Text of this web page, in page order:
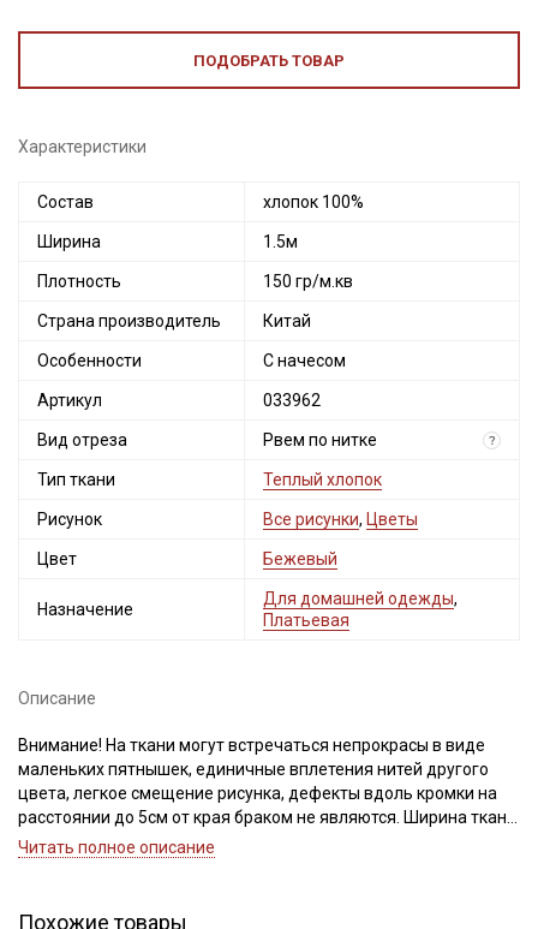
ПОДОБРАТЬ ТОВАР
Характеристики
Состав хлопок 100%
Ширина 1.5м
Плотность 150 гр/м.кв
Страна производитель Китай
Особенности С начесом
Артикул 033962
Вид отреза Рвем по нитке ?
Тип ткани Теплый хлопок
Рисунок Все рисунки, Цветы
Цвет Бежевый
Назначение
Для домашней одежды,
Платьевая
Описание
Внимание! На ткани могут встречаться непрокрасы в виде
маленьких пятнышек, единичные вплетения нитей другого
цвета, легкое смещение рисунка, дефекты вдоль кромки на
расстоянии до 5см от края браком не являются. Ширина ткани
±2см. При продаже ткань рвем, чтобы избежать перекосов
Натуральная ткань из 100% хлопка с небольшим мягким
Читать полное описание
Похожие товары